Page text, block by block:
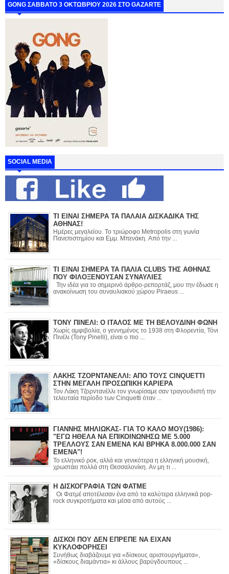
GONG ΣΑΒΒΑΤΟ 3 ΟΚΤΩΒΡΙΟΥ 2026 ΣΤΟ GAZARTE
SOCIAL MEDIA
ΤΙ ΕΙΝΑΙ ΣΗΜΕΡΑ ΤΑ ΠΑΛΑΙΑ ΔΙΣΚΑΔΙΚΑ ΤΗΣ
ΑΘΗΝΑΣ!
Ημέρες μεγαλείου. Το τριώροφο Metropolis στη γωνία
Πανεπιστημίου και Εμμ. Μπενάκη. Από την ...
ΤΙ ΕΙΝΑΙ ΣΗΜΕΡΑ ΤΑ ΠΑΛΙΑ CLUBS ΤΗΣ ΑΘΗΝΑΣ
ΠΟΥ ΦΙΛΟΞΕΝΟΥΣΑΝ ΣΥΝΑΥΛΙΕΣ
Την ιδέα για το σημερινό άρθρο-ρεπορτάζ, μου την έδωσε η
ανακοίνωση του συναυλιακού χώρου Piraeus ...
ΤΟΝΥ ΠΙΝΕΛΙ: Ο ΙΤΑΛΟΣ ΜΕ ΤΗ ΒΕΛΟΥΔΙΝΗ ΦΩΝΗ
Χωρίς αμφιβολία, ο γεννημένος το 1938 στη Φλορεντία, Τόνι
Πινέλι (Tony Pinelli), είναι ο πιο ...
ΛΑΚΗΣ ΤΖΟΡΝΤΑΝΕΛΛΙ: ΑΠΟ ΤΟΥΣ CINQUETTI
ΣΤΗΝ ΜΕΓΑΛΗ ΠΡΟΣΩΠΙΚΗ ΚΑΡΙΕΡΑ
Τον Λάκη Τζορντανέλλι τον γνωρίσαμε σαν τραγουδιστή την
τελευταία περίοδο των Cinquetti όταν ...
ΓΙΑΝΝΗΣ ΜΗΛΙΩΚΑΣ- ΓΙΑ ΤΟ ΚΑΛΟ ΜΟΥ(1986):
"ΕΓΩ ΗΘΕΛΑ ΝΑ ΕΠΙΚΟΙΝΩΝΗΣΩ ΜΕ 5.000
ΤΡΕΛΛΟΥΣ ΣΑΝ ΕΜΕΝΑ ΚΑΙ ΒΡΗΚΑ 8.000.000 ΣΑΝ
ΕΜΕΝΑ"!
Το ελληνικό ροκ, αλλά και γενικότερα η ελληνική μουσική,
χρωστάει πολλά στη Θεσσαλονίκη. Αν μη τι ...
Η ΔΙΣΚΟΓΡΑΦΙΑ ΤΩΝ ΦΑΤΜΕ
Οι Φατμέ αποτέλεσαν ένα από τα καλύτερα ελληνικά pop-
rock συγκροτήματα και μέσα από αυτούς ...
ΔΙΣΚΟΙ ΠΟΥ ΔΕΝ ΕΠΡΕΠΕ ΝΑ ΕΙΧΑΝ
ΚΥΚΛΟΦΟΡΗΣΕΙ
Συνήθως διαβάζουμε για «δίσκους αριστουργήματα»,
«δίσκους διαμάντια» κι άλλους βαρύγδουπους ...